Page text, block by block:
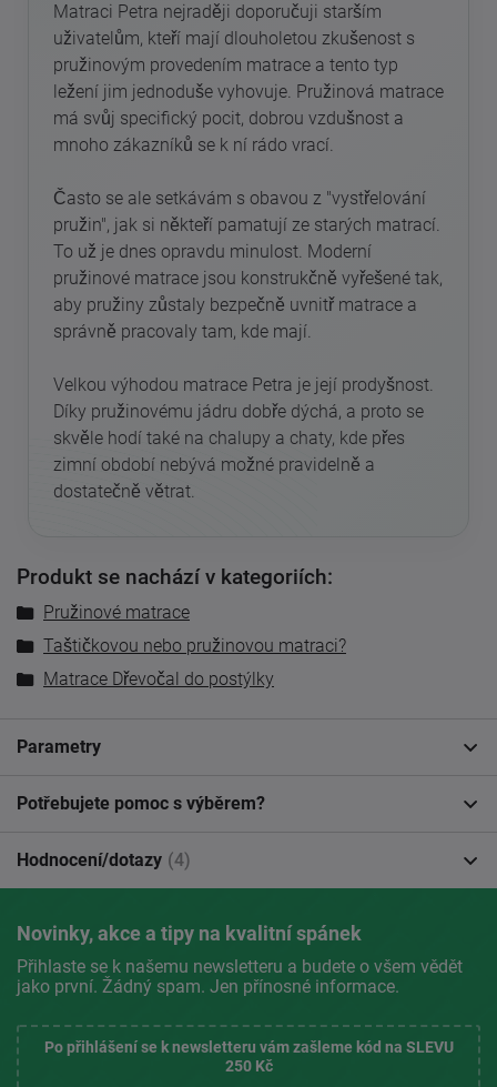
Matraci Petra nejraději doporučuji starším
uživatelům, kteří mají dlouholetou zkušenost s
pružinovým provedením matrace a tento typ
ležení jim jednoduše vyhovuje. Pružinová matrace
má svůj specifický pocit, dobrou vzdušnost a
mnoho zákazníků se k ní rádo vrací.
Často se ale setkávám s obavou z "vystřelování
pružin", jak si někteří pamatují ze starých matrací.
To už je dnes opravdu minulost. Moderní
pružinové matrace jsou konstrukčně vyřešené tak,
aby pružiny zůstaly bezpečně uvnitř matrace a
správně pracovaly tam, kde mají.
Velkou výhodou matrace Petra je její prodyšnost.
Díky pružinovému jádru dobře dýchá, a proto se
skvěle hodí také na chalupy a chaty, kde přes
zimní období nebývá možné pravidelně a
dostatečně větrat.
Produkt se nachází v kategoriích:
Pružinové matrace
Taštičkovou nebo pružinovou matraci?
Matrace Dřevočal do postýlky
Parametry
Potřebujete pomoc s výběrem?
Hodnocení/dotazy (4)
Novinky, akce a tipy na kvalitní spánek
Přihlaste se k našemu newsletteru a budete o všem vědět
jako první. Žádný spam. Jen přínosné informace.
Po přihlášení se k newsletteru vám zašleme kód na SLEVU
250 Kč